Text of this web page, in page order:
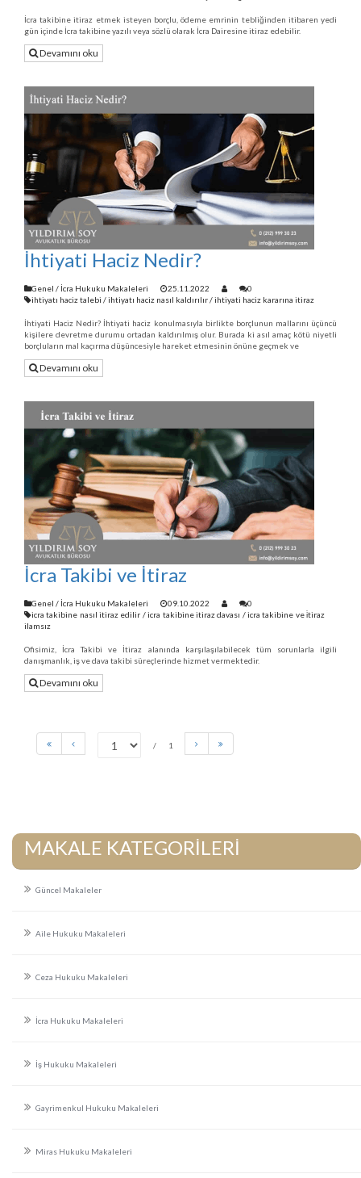
İcra takibine itiraz etmek isteyen borçlu, ödeme emrinin tebliğinden itibaren yedi
gün içinde İcra takibine yazılı veya sözlü olarak İcra Dairesine itiraz edebilir.
Devamını oku
İhtiyati Haciz Nedir?
Genel / İcra Hukuku Makaleleri 25.11.2022
0
ihtiyatı haciz talebi /ihtiyatı haciz nasıl kaldırılır/ihtiyati haciz kararına itiraz
İhtiyati Haciz Nedir? İhtiyati haciz konulmasıyla birlikte borçlunun mallarını üçüncü
kişilere devretme durumu ortadan kaldırılmış olur. Burada ki asıl amaç kötü niyetli
borçluların mal kaçırma düşüncesiyle hareket etmesinin önüne geçmek ve
Devamını oku
İcra Takibi ve İtiraz
Genel / İcra Hukuku Makaleleri 09.10.2022
0
icra takibine nasıl itiraz edilir /icra takibine itiraz davası /icra takibine ve i̇tiraz
ilamsız
Ofisimiz, İcra Takibi ve İtiraz alanında karşılaşılabilecek tüm sorunlarla ilgili
danışmanlık, iş ve dava takibi süreçlerinde hizmet vermektedir.
Devamını oku
1
MAKALE KATEGORİLERİ
Güncel Makaleler
Aile Hukuku Makaleleri
Ceza Hukuku Makaleleri
İcra Hukuku Makaleleri
İş Hukuku Makaleleri
Gayrimenkul Hukuku Makaleleri
Miras Hukuku Makaleleri